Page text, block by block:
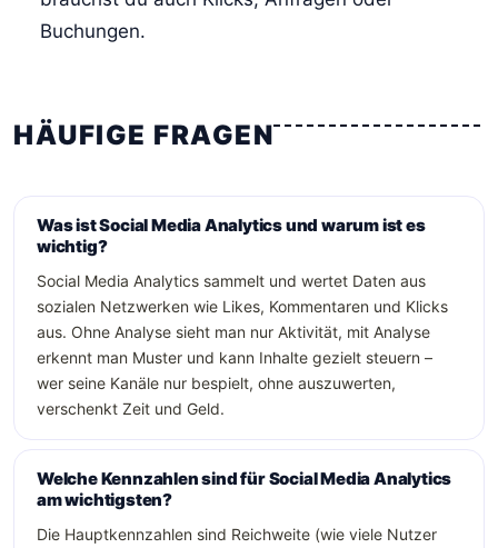
Buchungen.
HÄUFIGE FRAGEN
Was ist Social Media Analytics und warum ist es
wichtig?
Social Media Analytics sammelt und wertet Daten aus
sozialen Netzwerken wie Likes, Kommentaren und Klicks
aus. Ohne Analyse sieht man nur Aktivität, mit Analyse
erkennt man Muster und kann Inhalte gezielt steuern –
wer seine Kanäle nur bespielt, ohne auszuwerten,
verschenkt Zeit und Geld.
Welche Kennzahlen sind für Social Media Analytics
am wichtigsten?
Die Hauptkennzahlen sind Reichweite (wie viele Nutzer